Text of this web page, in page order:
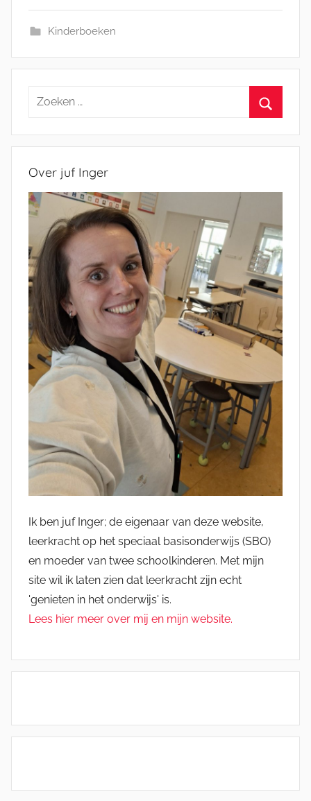
Kinderboeken
Zoeken
Over juf Inger
Ik ben juf Inger; de eigenaar van deze website,
leerkracht op het speciaal basisonderwijs (SBO)
en moeder van twee schoolkinderen. Met mijn
site wil ik laten zien dat leerkracht zijn echt
'genieten in het onderwijs' is.
Lees hier meer over mij en mijn website.